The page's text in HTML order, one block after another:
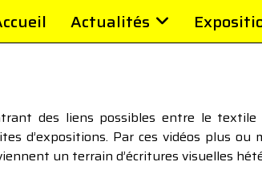
Actualités
des liens possibles entre le
d’expositions. Par ces vidéos plus ou
un terrain d’écritures visuelles